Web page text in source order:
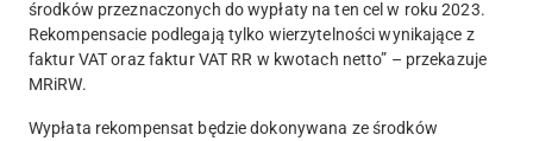
środków przeznaczonych do wypłaty na ten cel w roku 2023.
Rekompensacie podlegają tylko wierzytelności wynikające z
faktur VAT oraz faktur VAT RR w kwotach netto” – przekazuje
MRiRW.
Wypłata rekompensat będzie dokonywana ze środków